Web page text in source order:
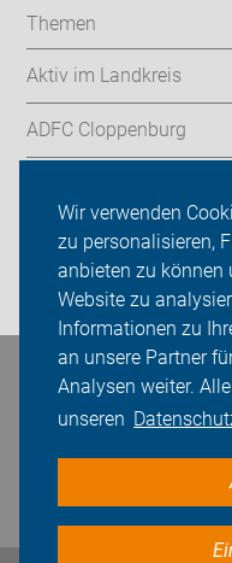
Wir verwenden
zu personalisieren,
anbieten zu können
Website zu
Informationen zu
an unsere Partner
Analysen weiter.
unseren
Themen
Aktiv im Landkreis
ADFC Cloppenburg
Presse
Login
Bleiben Sie in Kontakt